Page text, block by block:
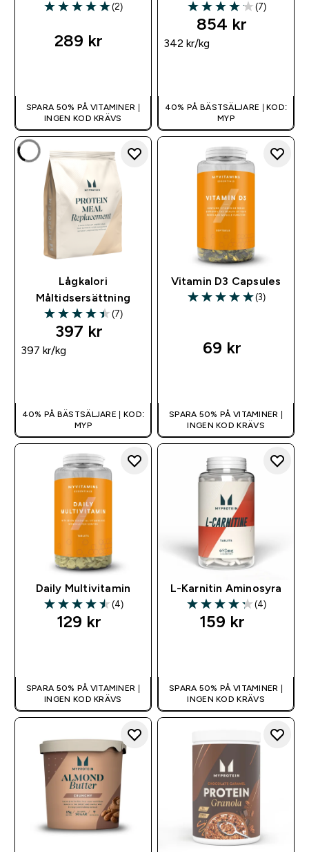
5 out of 5 stars
(2)
289 kr‎
SPARA 50% PÅ VITAMINER |
INGEN KOD KRÄVS
4.14 out of 5 stars
(7)
854 kr‎
342 kr‎/kg
40% PÅ BÄSTSÄLJARE | KOD:
MYP
Lågkalori
Måltidsersättning
4.43 out of 5 stars
(7)
397 kr‎
397 kr‎/kg
40% PÅ BÄSTSÄLJARE | KOD:
MYP
Vitamin D3 Capsules
5 out of 5 stars
(3)
69 kr‎
SPARA 50% PÅ VITAMINER |
INGEN KOD KRÄVS
Daily Multivitamin
4.5 out of 5 stars
(4)
129 kr‎
SPARA 50% PÅ VITAMINER |
INGEN KOD KRÄVS
L-Karnitin Aminosyra
4.25 out of 5 stars
(4)
159 kr‎
SPARA 50% PÅ VITAMINER |
INGEN KOD KRÄVS